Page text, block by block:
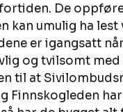
De
kan umulig ha
er igangsatt
og tvilsomt
til at
Finnskogleden